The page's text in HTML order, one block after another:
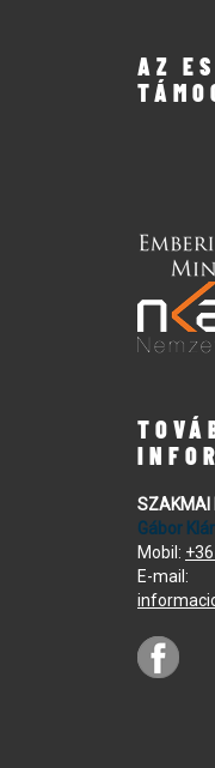
AZ
SZAKMAI
Gábor
Mobil:
E-mail: